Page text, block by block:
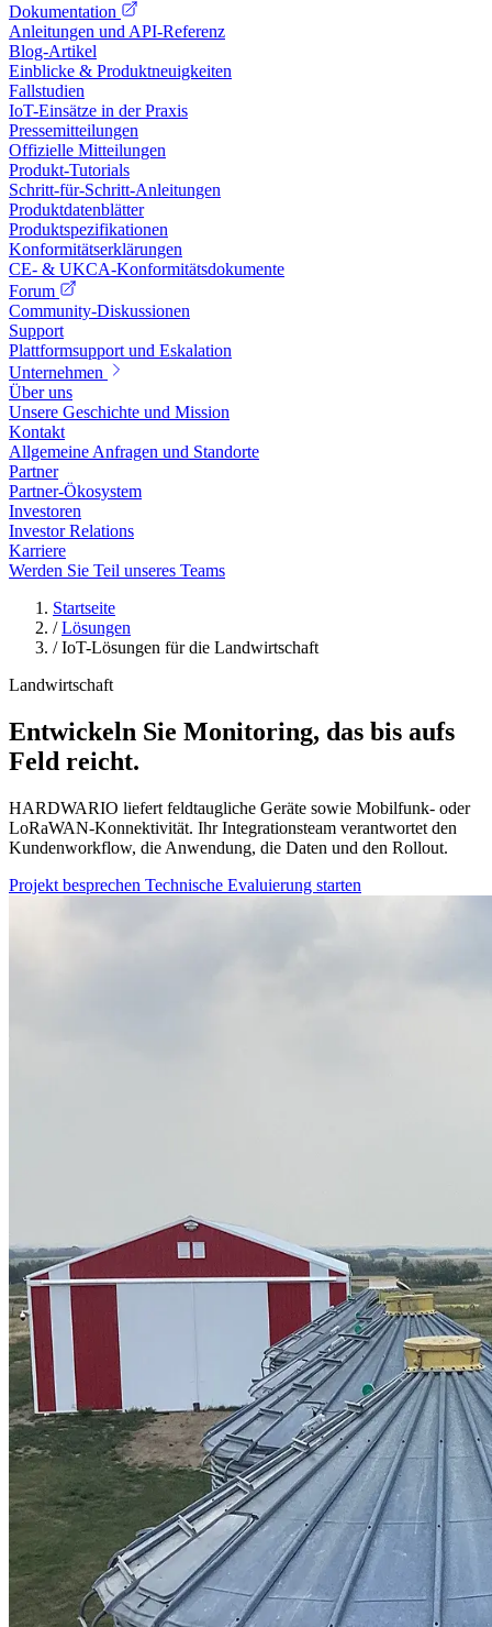
Dokumentation
Anleitungen und API-Referenz
Blog-Artikel
Einblicke & Produktneuigkeiten
Fallstudien
IoT-Einsätze in der Praxis
Pressemitteilungen
Offizielle Mitteilungen
Produkt-Tutorials
Schritt-für-Schritt-Anleitungen
Produktdatenblätter
Produktspezifikationen
Konformitätserklärungen
CE- & UKCA-Konformitätsdokumente
Forum
Community-Diskussionen
Support
Plattformsupport und Eskalation
Unternehmen
Über uns
Unsere Geschichte und Mission
Kontakt
Allgemeine Anfragen und Standorte
Partner
Partner-Ökosystem
Investoren
Investor Relations
Karriere
Werden Sie Teil unseres Teams
Startseite
/ Lösungen
/ IoT-Lösungen für die Landwirtschaft
Landwirtschaft
Entwickeln Sie Monitoring, das bis aufs
Feld reicht.
HARDWARIO liefert feldtaugliche Geräte sowie Mobilfunk- oder
LoRaWAN-Konnektivität. Ihr Integrationsteam verantwortet den
Kundenworkflow, die Anwendung, die Daten und den Rollout.
Projekt besprechen Technische Evaluierung starten